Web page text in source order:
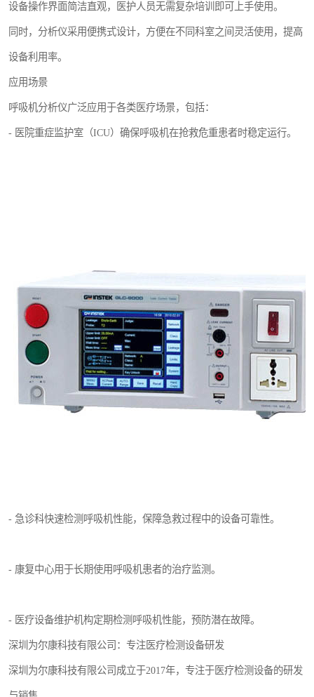
设备操作界面简洁直观，医护人员无需复杂培训即可上手使用。
同时，分析仪采用便携式设计，方便在不同科室之间灵活使用，提高
设备利用率。
应用场景
呼吸机分析仪广泛应用于各类医疗场景，包括：
- 医院重症监护室（ICU）确保呼吸机在抢救危重患者时稳定运行。
- 急诊科快速检测呼吸机性能，保障急救过程中的设备可靠性。
- 康复中心用于长期使用呼吸机患者的治疗监测。
- 医疗设备维护机构定期检测呼吸机性能，预防潜在故障。
深圳为尔康科技有限公司：专注医疗检测设备研发
深圳为尔康科技有限公司成立于2017年，专注于医疗检测设备的研发